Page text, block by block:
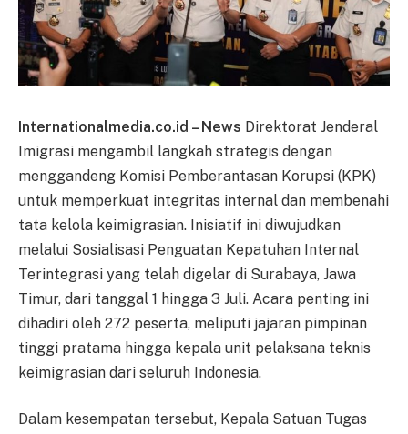
Internationalmedia.co.id – News Direktorat Jenderal
Imigrasi mengambil langkah strategis dengan
menggandeng Komisi Pemberantasan Korupsi (KPK)
untuk memperkuat integritas internal dan membenahi
tata kelola keimigrasian. Inisiatif ini diwujudkan
melalui Sosialisasi Penguatan Kepatuhan Internal
Terintegrasi yang telah digelar di Surabaya, Jawa
Timur, dari tanggal 1 hingga 3 Juli. Acara penting ini
dihadiri oleh 272 peserta, meliputi jajaran pimpinan
tinggi pratama hingga kepala unit pelaksana teknis
keimigrasian dari seluruh Indonesia.
Dalam kesempatan tersebut, Kepala Satuan Tugas